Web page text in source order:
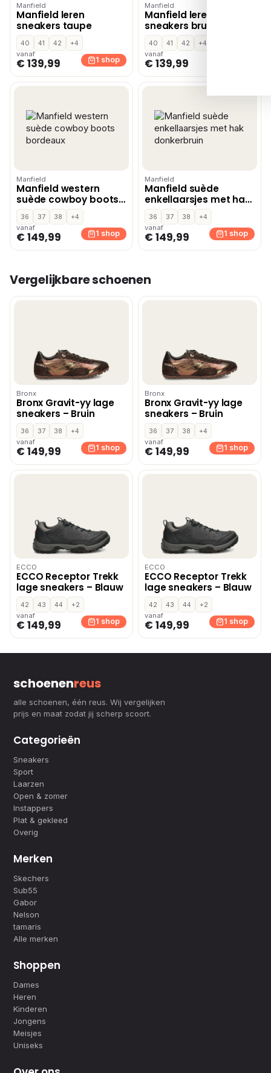
Manfield
Manfield leren
sneakers taupe
40 41 42
+4
vanaf
€ 139,99 1 shop
Manfield
Manfield leren
sneakers bruin
40 41 42
+4
vanaf
€ 139,99
Manfield
Manfield western
suède cowboy boots
bordeaux
36 37 38
+4
vanaf
€ 149,99 1 shop
Manfield
Manfield suède
enkellaarsjes met hak
donkerbruin
36 37 38
+4
vanaf
€ 149,99 1 shop
Vergelijkbare schoenen
Bronx
Bronx Gravit-yy lage
sneakers – Bruin
36 37 38
+4
vanaf
€ 149,99 1 shop
Bronx
Bronx Gravit-yy lage
sneakers – Bruin
36 37 38
+4
vanaf
€ 149,99 1 shop
ECCO
ECCO Receptor Trekk
lage sneakers – Blauw
42 43 44
+2
vanaf
€ 149,99 1 shop
ECCO
ECCO Receptor Trekk
lage sneakers – Blauw
42 43 44
+2
vanaf
€ 149,99 1 shop
schoenenreus
alle schoenen, één reus. Wij vergelijken
prijs en maat zodat jij scherp scoort.
Categorieën
Sneakers
Sport
Laarzen
Open & zomer
Instappers
Plat & gekleed
Overig
Merken
Skechers
Sub55
Gabor
Nelson
tamaris
Alle merken
Shoppen
Dames
Heren
Kinderen
Jongens
Meisjes
Uniseks